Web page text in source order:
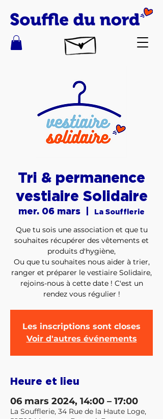
Tri & permanence
vestiaire Solidaire
mer. 06 mars La Soufflerie
Que tu sois une association et que tu
souhaites récupérer des vêtements et
produits d'hygiène,
Ou que tu souhaites nous aider à trier,
ranger et préparer le vestiaire Solidaire,
rejoins-nous à cette date ! C'est un
Les inscriptions sont closes
Voir d'autres événements
Heure et lieu
06 mars 2024, 14:00 – 17:00
La Soufflerie, 34 Rue de la Haute Loge,